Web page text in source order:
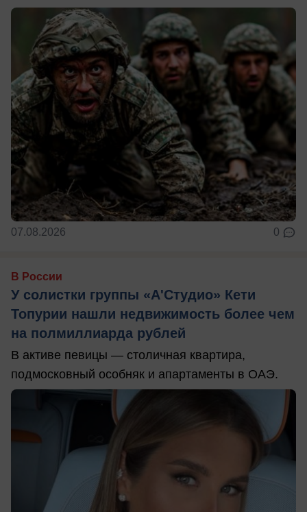
07.08.2026 0
В России
У солистки группы «А'Студио» Кети
Топурии нашли недвижимость более чем
на полмиллиарда рублей
В активе певицы — столичная квартира,
подмосковный особняк и апартаменты в ОАЭ.